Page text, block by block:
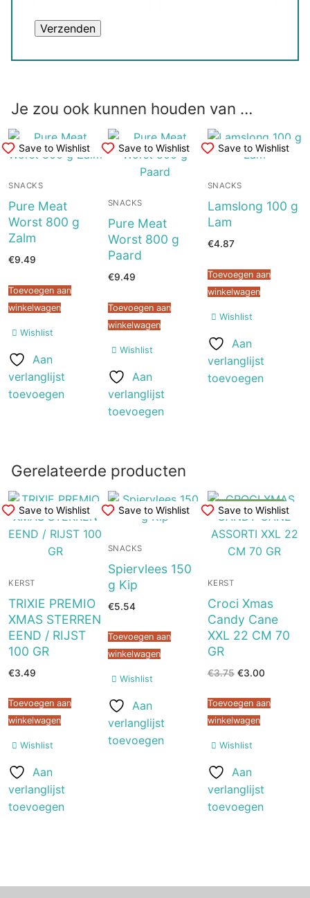
Je zou ook kunnen houden van …
Save to Wishlist
SNACKS
Pure Meat
Worst 800 g
Zalm
€9.49
Toevoegen aan
winkelwagen
Wishlist
Aan
verlanglijst
toevoegen
Save to Wishlist
SNACKS
Pure Meat
Worst 800 g
Paard
€9.49
Toevoegen aan
winkelwagen
Wishlist
Aan
verlanglijst
toevoegen
Save to Wishlist
SNACKS
Lamslong 100 g
Lam
€4.87
Toevoegen aan
winkelwagen
Wishlist
Aan
verlanglijst
toevoegen
Gerelateerde producten
Save to Wishlist
KERST
TRIXIE PREMIO
XMAS STERREN
EEND / RIJST
100 GR
€3.49
Toevoegen aan
winkelwagen
Wishlist
Aan
verlanglijst
toevoegen
Save to Wishlist
SNACKS
Spiervlees 150
g Kip
€5.54
Toevoegen aan
winkelwagen
Wishlist
Aan
verlanglijst
toevoegen
UITVERKOOP!
Save to Wishlist
KERST
Croci Xmas
Candy Cane
XXL 22 CM 70
GR
€3.75 Oorspronkelijke
€3.75.
€3.00Huidige
€3.00.
Toevoegen aan
winkelwagen
Wishlist
Aan
verlanglijst
toevoegen